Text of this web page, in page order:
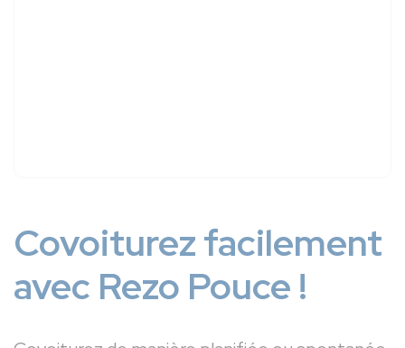
Covoiturez facilement
avec Rezo Pouce !